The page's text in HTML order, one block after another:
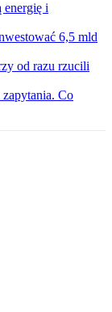
i
6,5 mld
od razu rzucili
Co